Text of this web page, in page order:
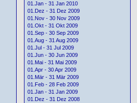
01.Jan - 31 Jan 2010
01.Dez - 31 Dez 2009
01.Nov - 30 Nov 2009
01.Okt - 31 Okt 2009
01.Sep - 30 Sep 2009
01.Aug - 31 Aug 2009
01.Jul - 31 Jul 2009
01.Jun - 30 Jun 2009
01.Mai - 31 Mai 2009
01.Apr - 30 Apr 2009
01.Mär - 31 Mär 2009
01.Feb - 28 Feb 2009
01.Jan - 31 Jan 2009
01.Dez - 31 Dez 2008